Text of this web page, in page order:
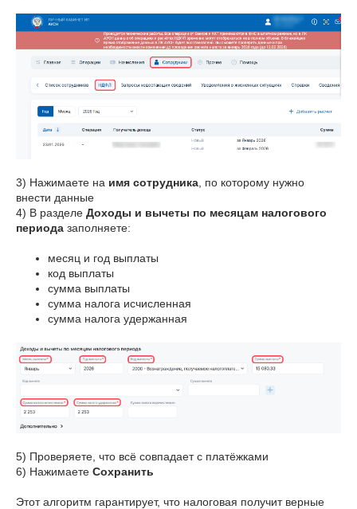
3) Нажимаете на имя сотрудника , по которому нужно
внести данные
4) В разделе Доходы и вычеты по месяцам налогового
периода заполняете:
месяц и год выплаты
код выплаты
сумма выплаты
сумма налога исчисленная
сумма налога удержанная
5) Проверяете, что всё совпадает с платёжками
6) Нажимаете Сохранить
Этот алгоритм гарантирует, что налоговая получит верные